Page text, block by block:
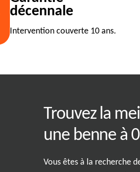
décennale
Intervention couverte 10 ans.
Trouvez la
une benne à
Vous êtes à la recherche